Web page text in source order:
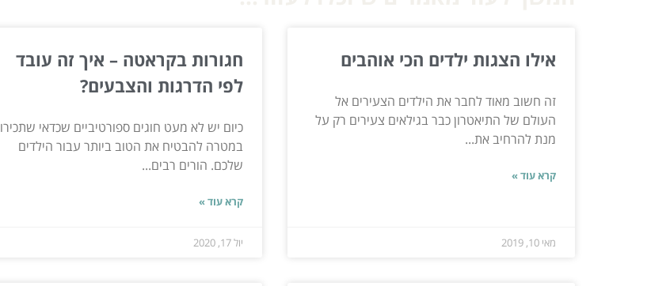
אילו הצגות ילדים הכי אוהבים
זה חשוב מאוד לחבר את הילדים הצעירים אל
העולם של התיאטרון כבר בגילאים צעירים רק על
מנת להרחיב את...
קרא עוד »
מאי 10, 2019
חגורות בקראטה – איך זה עובד
לפי הדרגות והצבעים?
כיום יש לא מעט חוגים ספורטיביים שכדאי שתכירו
במטרה להבטיח את הטוב ביותר עבור הילדים
שלכם. הורים רבים...
קרא עוד »
יול 17, 2020